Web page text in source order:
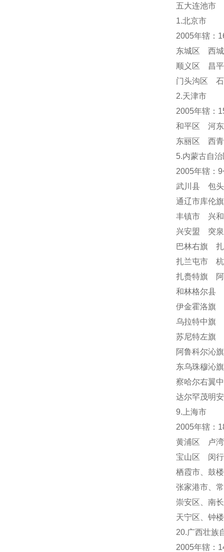
五大连池市
1.北京市
2005年辖：
东城区 西
顺义区 昌
门头沟区
2.天津市
2005年辖：
和平区 河
东丽区 西
5.内蒙古自治
2005年辖：
武川县 包
通辽市库
丰镇市 兴
兴安盟 突
巴林右旗
扎兰屯市
扎赉特旗
和林格尔县
伊金霍洛旗
乌拉特中旗
苏尼特左旗
阿鲁科尔沁
东乌珠穆沁
察哈尔右翼
达尔罕茂明
9.上海市
2005年辖：
黄浦区 卢
宝山区 闵
栖霞市、 鼓
张家港市、
崇安区、南
天宁区
钟
20.广西壮族
2005年辖：